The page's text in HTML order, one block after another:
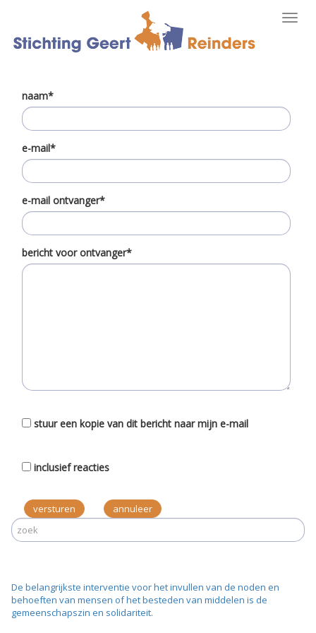
naam*
e-mail*
e-mail ontvanger*
bericht voor ontvanger*
stuur een kopie van dit bericht naar mijn e-mail
inclusief reacties
versturen
De belangrijkste interventie voor het invullen van de noden en
behoeften van mensen of het besteden van middelen is de
gemeenschapszin en solidariteit.